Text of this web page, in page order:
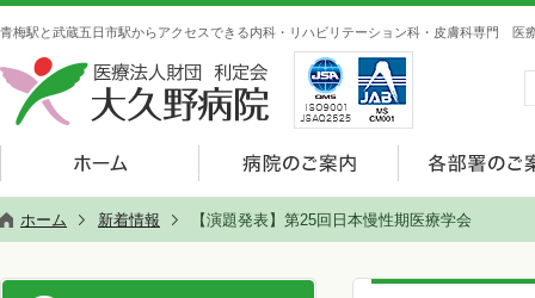
青梅駅と武蔵五日市駅からアクセスできる内科・リハビリテーション科・皮膚科専門 医
ホーム 新着情報 【演題発表】第25回日本慢性期医療学会